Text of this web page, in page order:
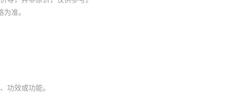
准。
功效或功能。